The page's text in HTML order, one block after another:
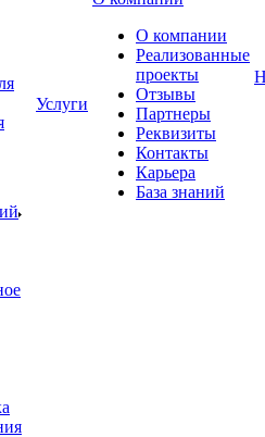
Услуги
О компании
Реализованные
проекты
Отзывы
Партнеры
Реквизиты
Контакты
Карьера
База знаний